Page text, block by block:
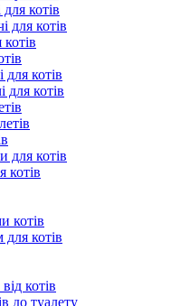
котів
для котів
котів
для котів
для котів
котів
котів
для котів
котів
до туалету